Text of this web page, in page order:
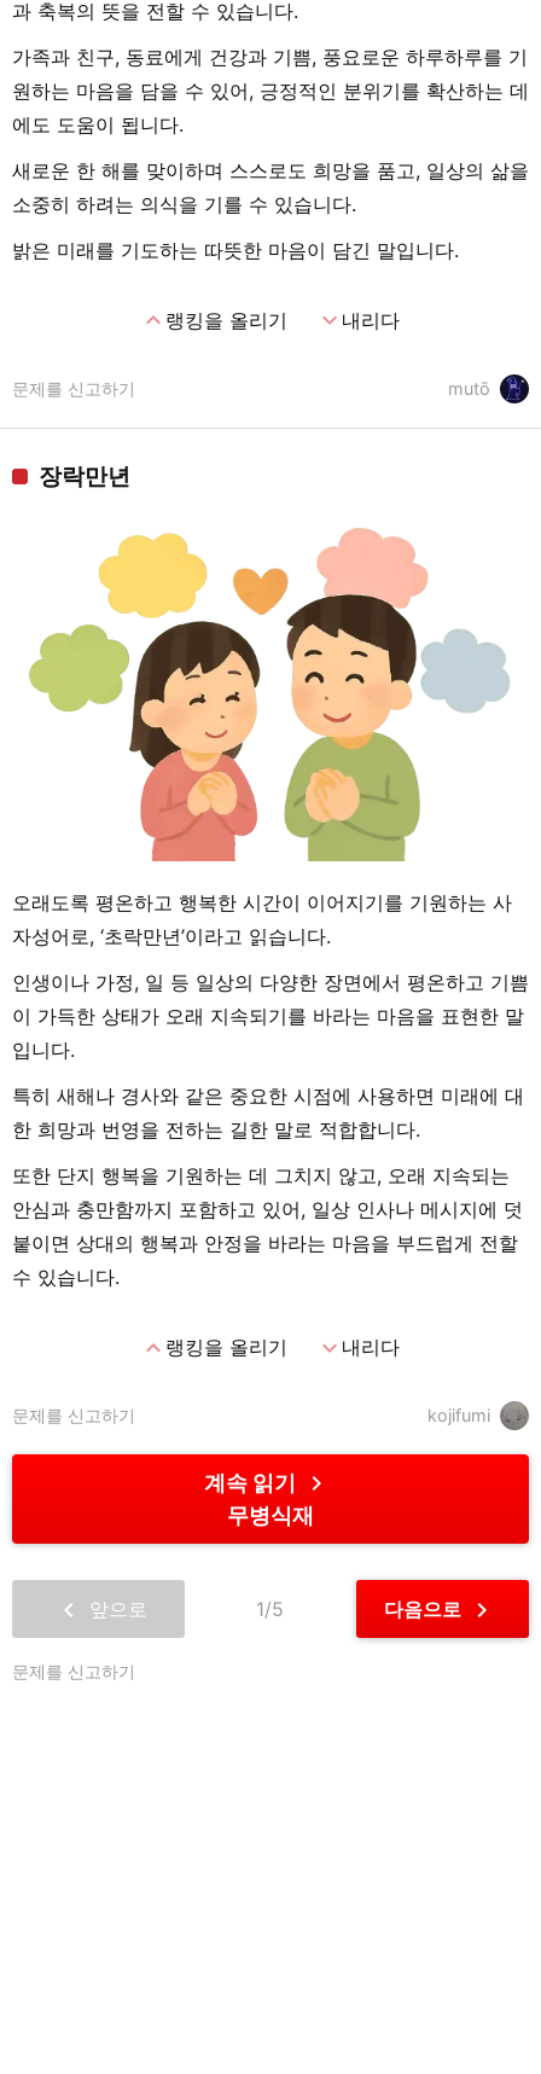
과 축복의 뜻을 전할 수 있습니다.
가족과 친구, 동료에게 건강과 기쁨, 풍요로운 하루하루를 기
원하는 마음을 담을 수 있어, 긍정적인 분위기를 확산하는 데
에도 도움이 됩니다.
새로운 한 해를 맞이하며 스스로도 희망을 품고, 일상의 삶을
소중히 하려는 의식을 기를 수 있습니다.
밝은 미래를 기도하는 따뜻한 마음이 담긴 말입니다.
expand_less랭킹을 올리기 expand_more내리다
mutō
문제를 신고하기
장락만년
오래도록 평온하고 행복한 시간이 이어지기를 기원하는 사
자성어로, ‘초락만년’이라고 읽습니다.
인생이나 가정, 일 등 일상의 다양한 장면에서 평온하고 기쁨
이 가득한 상태가 오래 지속되기를 바라는 마음을 표현한 말
입니다.
특히 새해나 경사와 같은 중요한 시점에 사용하면 미래에 대
한 희망과 번영을 전하는 길한 말로 적합합니다.
또한 단지 행복을 기원하는 데 그치지 않고, 오래 지속되는
안심과 충만함까지 포함하고 있어, 일상 인사나 메시지에 덧
붙이면 상대의 행복과 안정을 바라는 마음을 부드럽게 전할
수 있습니다.
expand_less랭킹을 올리기 expand_more내리다
kojifumi
문제를 신고하기
계속 읽기 chevron_right
무병식재
chevron_left 앞으로 1/5 다음으로 chevron_right
문제를 신고하기